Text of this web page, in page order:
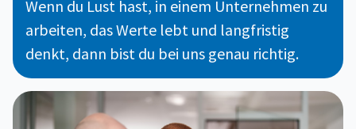
Wenn du Lust hast, in einem Unternehmen zu
arbeiten, das Werte lebt und langfristig
denkt, dann bist du bei uns genau richtig.